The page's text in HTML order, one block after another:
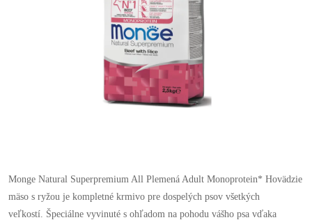
Monge Natural Superpremium All Plemená Adult Monoprotein* Hovädzie
mäso s ryžou je kompletné krmivo pre dospelých psov všetkých
veľkostí. Špeciálne vyvinuté s ohľadom na pohodu vášho psa vďaka